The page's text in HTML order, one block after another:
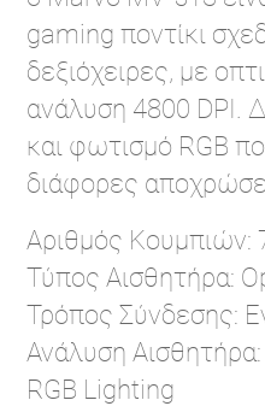
gaming ποντίκι
δεξιόχειρες, με
ανάλυση 4800 DPI.
και φωτισμό RGB
διάφορες
Αριθμός Κουμπιών:
Τύπος Αισθητήρα:
Τρόπος Σύνδεσης:
Ανάλυση
RGB Lighting